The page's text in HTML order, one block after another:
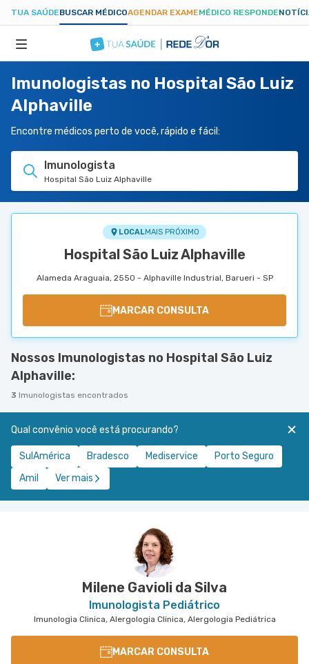
TUA SAÚDEBUSCAR MÉDICOAGENDAR EXAMEMÉDICO RESPONDE
ESPECIALIDADES
HOSPITAIS
TUASAUDE.COM
Imunologistas no Hospital São Luiz
Alphaville
Encontre médicos perto de você, rápido e fácil:
Imunologista
Hospital São Luiz Alphaville
LOCALMAIS PRÓXIMO
Hospital São Luiz Alphaville
Alameda Araguaia, 2550 - Alphaville Industrial, Barueri - SP
MARCAR CONSULTA
Nossos Imunologistas no Hospital São Luiz
Alphaville:
3 Imunologistas encontrados
Qual convênio você está procurando?
SulAmérica Bradesco Mediservice
Porto Seguro
Amil
Ver mais
Milene Gavioli da Silva
Imunologista Pediátrico
Imunologia Clinica, Alergologia Clinica, Alergologia Pediátrica
MARCAR CONSULTA